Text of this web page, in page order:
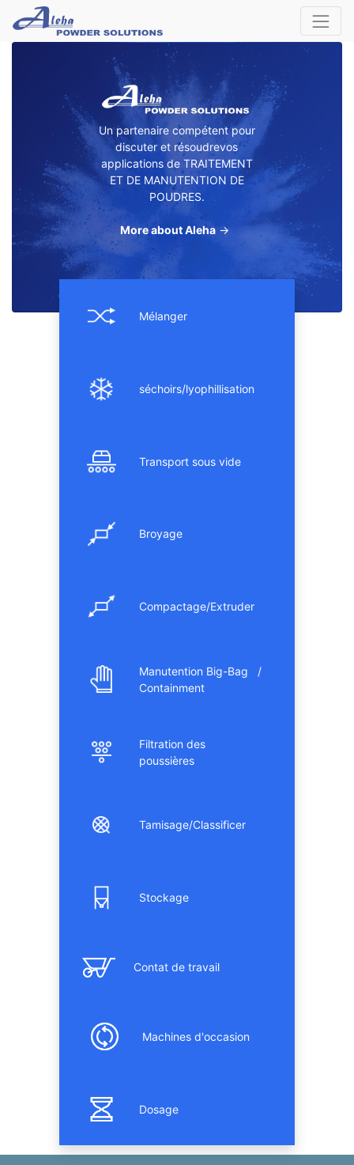
Un partenaire compétent pour
discuter et résoudrevos
applications de TRAITEMENT
ET DE MANUTENTION DE
POUDRES.
More about Aleha →
Mélanger
séchoirs/lyophillisation
Transport sous vide
Broyage
Compactage/Extruder
Manutention Big-Bag /
Containment
Filtration des
poussières
Tamisage/Classificer
Stockage
Contat de travail
Machines d'occasion
Dosage